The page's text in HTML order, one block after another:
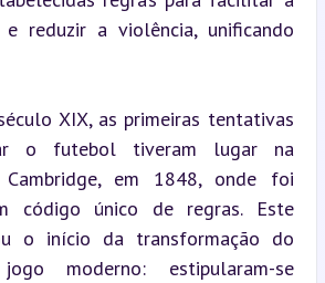
e reduzir a violência, unificando
XIX, as primeiras tentativas
o futebol tiveram lugar na
Cambridge, em 1848, onde foi
código único de regras. Este
o início da transformação do
moderno: estipularam-se